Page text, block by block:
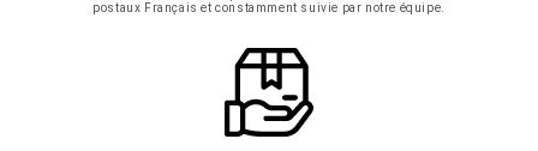
postaux Français et constamment suivie par notre équipe.